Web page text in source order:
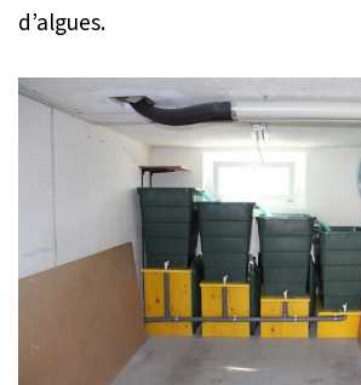
d’algues.